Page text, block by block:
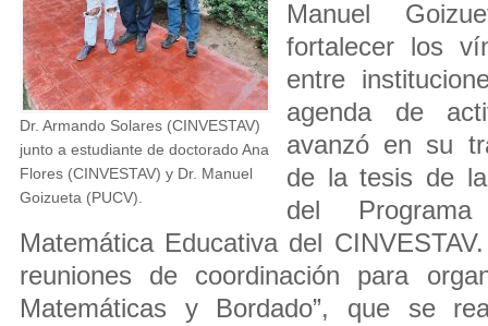
Dr. Armando Solares (CINVESTAV)
junto a estudiante de doctorado Ana
Flores (CINVESTAV) y Dr. Manuel
Goizueta (PUCV).
Manuel
fortalecer los
entre
agenda de
avanzó en su
de la tesis de
del
Matemática Educativa del
reuniones de coordinación para
Matemáticas y Bordado”, que se